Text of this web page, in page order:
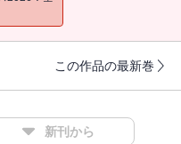
この作品の最新巻
新刊から